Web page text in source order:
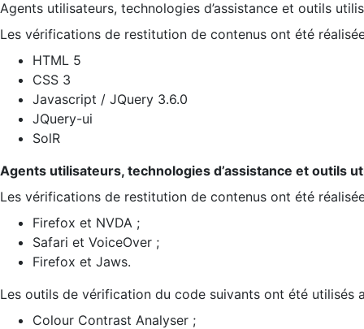
Agents utilisateurs, technologies d’assistance et outils
Les vérifications de restitution de contenus ont été
HTML 5
CSS 3
Javascript / JQuery 3.6.0
JQuery-ui
SolR
Agents utilisateurs, technologies d’assistance et outils
Les vérifications de restitution de contenus ont été
Firefox et NVDA ;
Safari et VoiceOver ;
Firefox et Jaws.
Les outils de vérification du code suivants ont été utilisés
Colour Contrast Analyser ;